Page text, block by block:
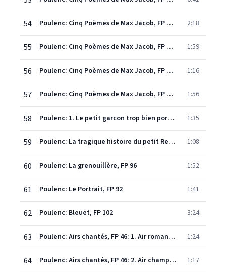
54 Poulenc: Cinq Poèmes de Max Jacob, FP 59: 2. Cimetière 2:18
55 Poulenc: Cinq Poèmes de Max Jacob, FP 59: 3. La petite servante 1:59
56 Poulenc: Cinq Poèmes de Max Jacob, FP 59: 4. Berceuse 1:16
57 Poulenc: Cinq Poèmes de Max Jacob, FP 59: 5. Souric et Mouric 1:56
58 Poulenc: 1. Le petit garcon trop bien portant, FP 75 No. 3 1:35
59 Poulenc: La tragique histoire du petit Rene, FP 75 No. 2 1:08
60 Poulenc: La grenouillère, FP 96 1:52
61 Poulenc: Le Portrait, FP 92 1:41
62 Poulenc: Bleuet, FP 102 3:24
63 Poulenc: Airs chantés, FP 46: 1. Air romantique 1:24
64 Poulenc: Airs chantés, FP 46: 2. Air champêtre 1:17